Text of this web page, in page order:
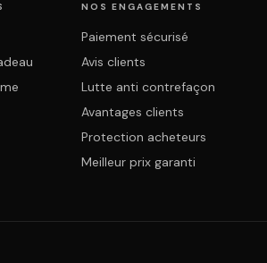
NOS ENGAGEMENTS
Paiement sécurisé
Avis clients
Lutte anti contrefaçon
Avantages clients
Protection acheteurs
Meilleur prix garanti